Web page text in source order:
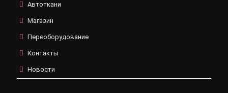
Автоткани
Магазин
Переоборудование
Контакты
Новости